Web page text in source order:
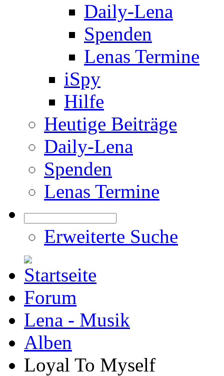
Daily-Lena
Spenden
Lenas Termine
iSpy
Hilfe
Heutige Beiträge
Daily-Lena
Spenden
Lenas Termine
Erweiterte Suche
Forum
Lena - Musik
Alben
Loyal To Myself